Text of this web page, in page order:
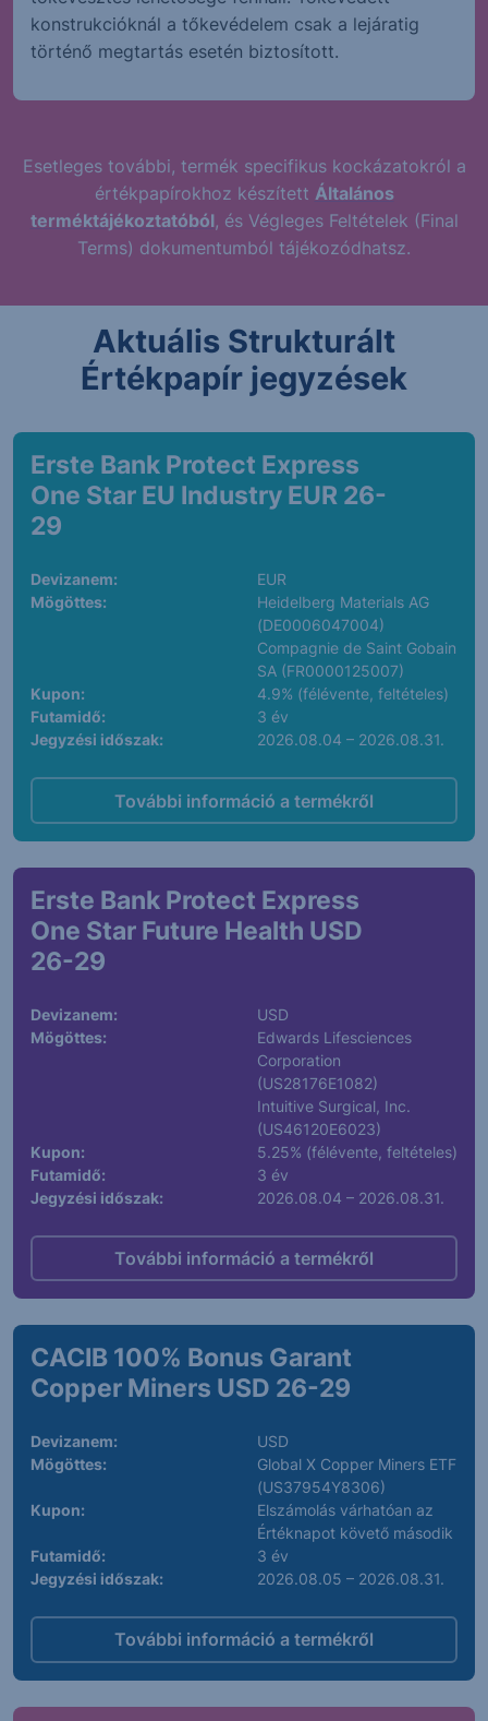
konstrukcióknál a tőkevédelem csak a lejáratig
történő megtartás esetén biztosított.
Esetleges további, termék specifikus kockázatokról a
értékpapírokhoz készített Általános
terméktájékoztatóból, és Végleges Feltételek (Final
Terms) dokumentumból tájékozódhatsz.
Aktuális Strukturált
Értékpapír jegyzések
Erste Bank Protect Express
One Star EU Industry EUR 26-
29
Devizanem:
EUR
Mögöttes:
Heidelberg Materials AG
(DE0006047004)
Compagnie de Saint Gobain
SA (FR0000125007)
Kupon:
4.9% (félévente, feltételes)
Futamidő:
3 év
Jegyzési időszak:
2026.08.04 – 2026.08.31.
További információ a termékről
Erste Bank Protect Express
One Star Future Health USD
26-29
Devizanem:
USD
Mögöttes:
Edwards Lifesciences
Corporation
(US28176E1082)
Intuitive Surgical, Inc.
(US46120E6023)
Kupon:
5.25% (félévente, feltételes)
Futamidő:
3 év
Jegyzési időszak:
2026.08.04 – 2026.08.31.
További információ a termékről
CACIB 100% Bonus Garant
Copper Miners USD 26-29
Devizanem:
USD
Mögöttes:
Global X Copper Miners ETF
(US37954Y8306)
Kupon:
Elszámolás várhatóan az
Értéknapot követő második
Futamidő:
3 év
Jegyzési időszak:
2026.08.05 – 2026.08.31.
További információ a termékről